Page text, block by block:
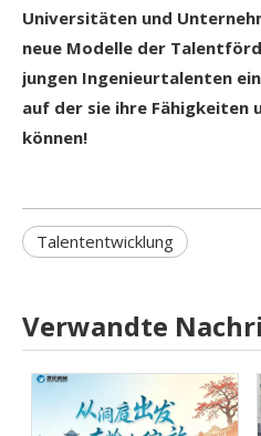
Universitäten und
neue Modelle der
jungen Ingenieurtalenten
auf der sie ihre Fähigkeiten
können!
Talententwicklung
Verwandte